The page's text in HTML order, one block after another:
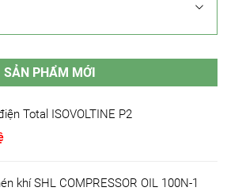
SẢN PHẨM MỚI
Total ISOVOLTINE P2
khí SHL COMPRESSOR OIL 100N-1